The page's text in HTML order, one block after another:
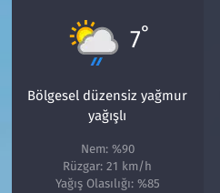
7°
Bölgesel düzensiz yağmur
yağışlı
Nem: %90
Rüzgar: 21 km/h
Yağış Olasılığı: %85